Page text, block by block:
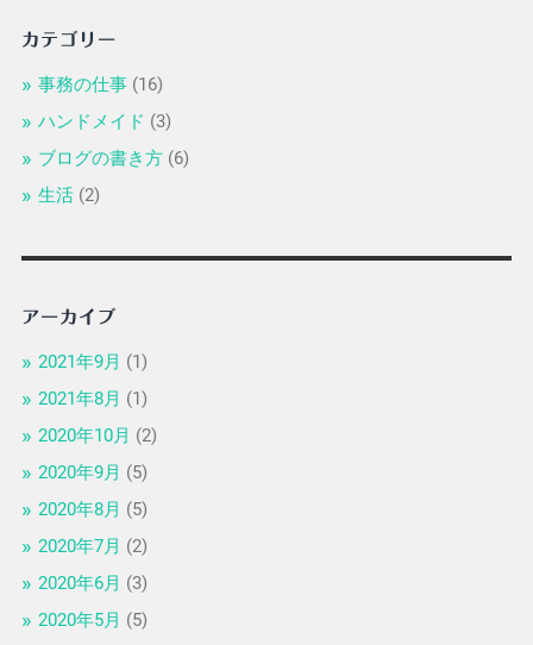
カテゴリー
事務の仕事(16)
ハンドメイド (3)
ブログの書き方(6)
生活(2)
アーカイブ
2021年9月 (1)
2021年8月 (1)
2020年10月 (2)
2020年9月 (5)
2020年8月 (5)
2020年7月 (2)
2020年6月 (3)
2020年5月 (5)